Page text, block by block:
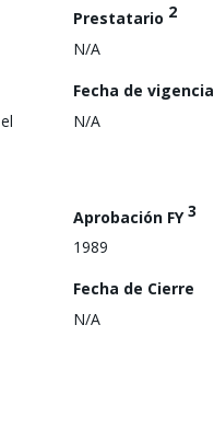
Prestatario 2
N/A
Fecha de vigencia
N/A
Aprobación FY3
1989
Fecha de Cierre
N/A